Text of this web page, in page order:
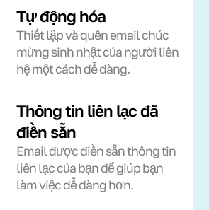
Tự động hóa
Thiết lập và quên email chúc
mừng sinh nhật của người liên
hệ một cách dễ dàng.
Thông tin liên lạc đã
điền sẵn
Email được điền sẵn thông tin
liên lạc của bạn để giúp bạn
làm việc dễ dàng hơn.